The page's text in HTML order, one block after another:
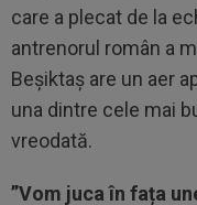
care a plecat de la
antrenorul român a
Beșiktaș are un aer
una dintre cele mai
vreodată.
”Vom juca în fața